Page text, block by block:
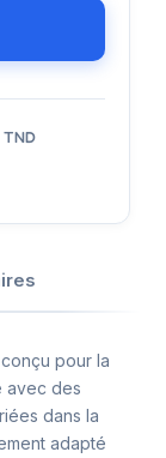
TND
pour la
avec des
dans la
adapté